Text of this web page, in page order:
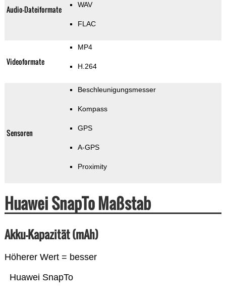
Audio-Dateiformate WAV
FLAC
Videoformate
MP4
H.264
Sensoren
Beschleunigungsmesser
Kompass
GPS
A-GPS
Proximity
Huawei SnapTo Maßstab
Akku-Kapazität (mAh)
Höherer Wert = besser
Huawei SnapTo